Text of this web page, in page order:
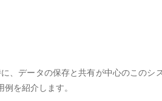
、データの保存と共有が中心のこのシ
を紹介します。